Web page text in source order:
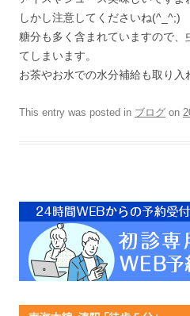
しかし注意してくださいね(^_^;)
糖分も多く含まれていますので、
てしまいます。
お茶やお水での水分補給も取り
This entry was posted in ブログ on